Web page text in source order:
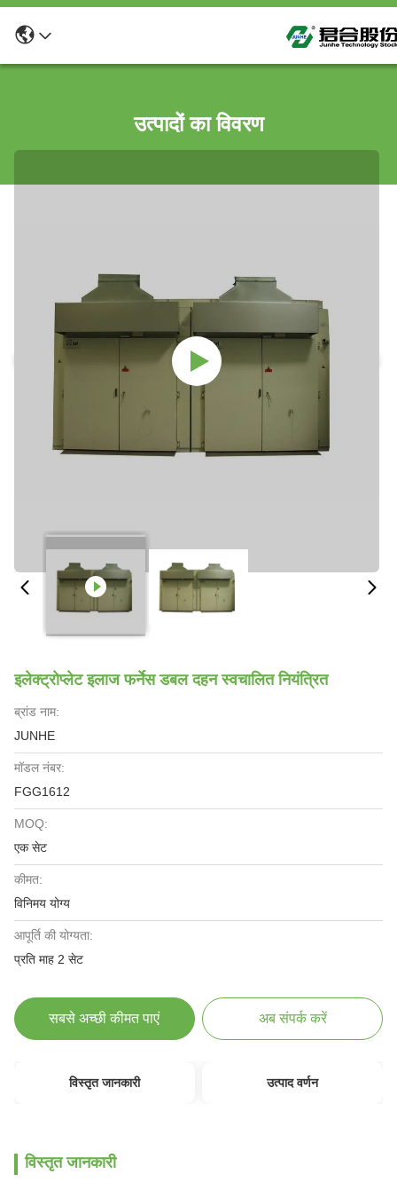
उत्पादों का विवरण
इलेक्ट्रोप्लेट इलाज फर्नेस डबल दहन स्वचालित नियंत्रित
ब्रांड नाम:
JUNHE
मॉडल नंबर:
FGG1612
MOQ:
एक सेट
कीमत:
विनिमय योग्य
आपूर्ति की योग्यता:
प्रति माह 2 सेट
सबसे अच्छी कीमत पाएं अब संपर्क करें
विस्तृत जानकारी उत्पाद वर्णन
विस्तृत जानकारी